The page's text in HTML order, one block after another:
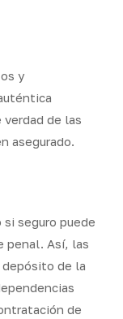
y
de las
asegurado.
si seguro puede
penal. Así, las
depósito de la
de